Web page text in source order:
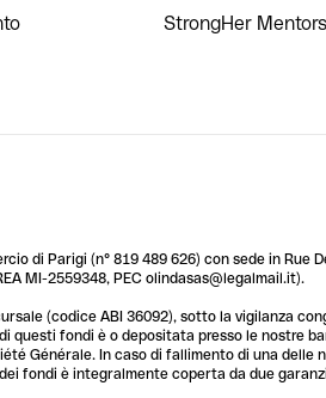
StrongHer
di Parigi (n° 819 489 626) con sede in Rue
MI-2559348, PEC olindasas@legalmail.it).
(codice ABI 36092), sotto la vigilanza
fondi è o depositata presso le nostre
Générale. In caso di fallimento di una
fondi è integralmente coperta da due